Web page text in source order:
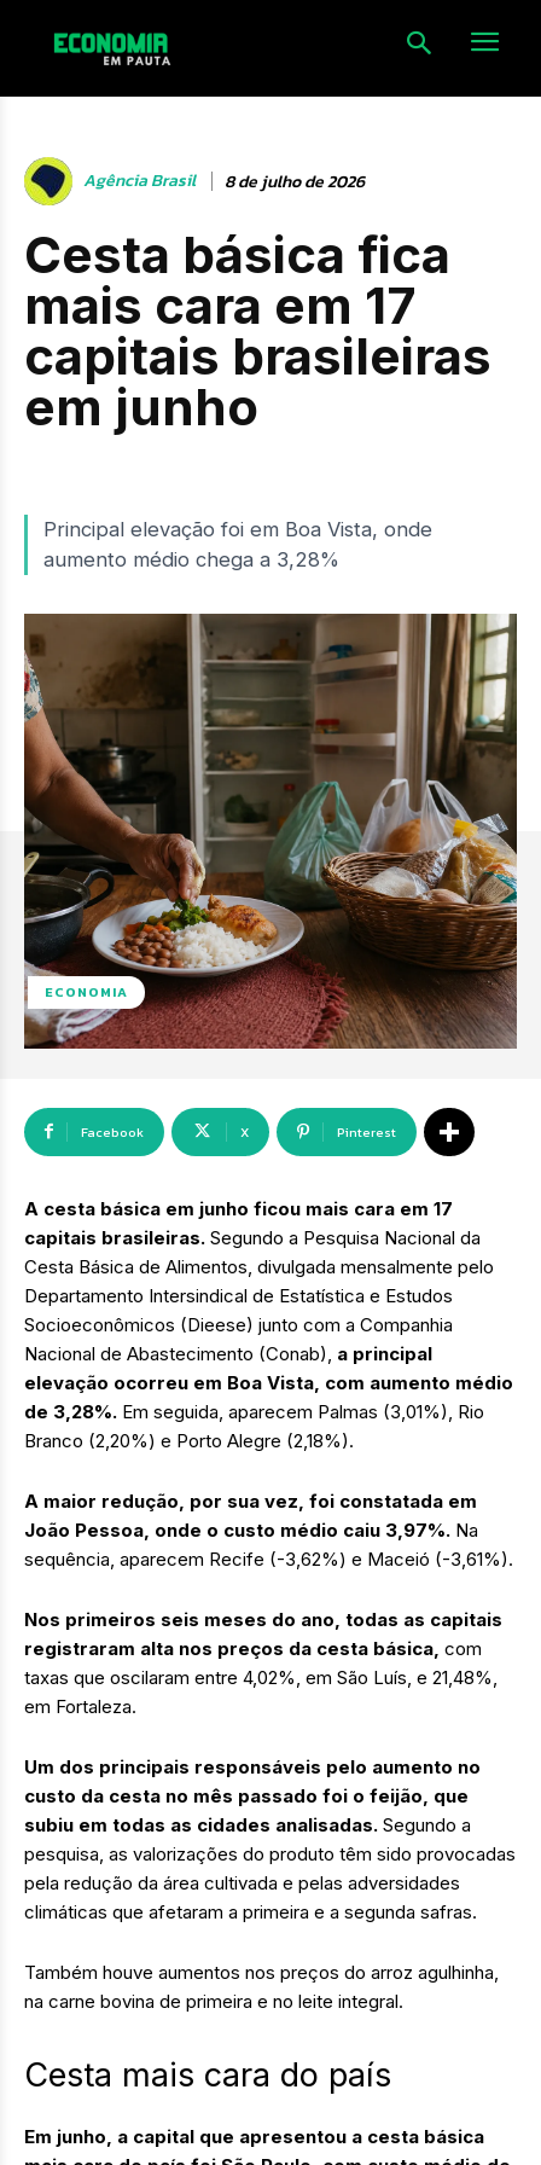
Agência Brasil 8 de julho de 2026
Cesta básica fica
mais cara em 17
capitais brasileiras
em junho
Principal elevação foi em Boa Vista, onde
aumento médio chega a 3,28%
ECONOMIA
Facebook X Pinterest
A cesta básica em junho ficou mais cara em 17
capitais brasileiras. Segundo a Pesquisa Nacional da
Cesta Básica de Alimentos, divulgada mensalmente pelo
Departamento Intersindical de Estatística e Estudos
Socioeconômicos (Dieese) junto com a Companhia
Nacional de Abastecimento (Conab), a principal
elevação ocorreu em Boa Vista, com aumento médio
de 3,28%. Em seguida, aparecem Palmas (3,01%), Rio
Branco (2,20%) e Porto Alegre (2,18%).
A maior redução, por sua vez, foi constatada em
João Pessoa, onde o custo médio caiu 3,97%. Na
sequência, aparecem Recife (-3,62%) e Maceió (-3,61%).
Nos primeiros seis meses do ano, todas as capitais
registraram alta nos preços da cesta básica, com
taxas que oscilaram entre 4,02%, em São Luís, e 21,48%,
em Fortaleza.
Um dos principais responsáveis pelo aumento no
custo da cesta no mês passado foi o feijão, que
subiu em todas as cidades analisadas. Segundo a
pesquisa, as valorizações do produto têm sido provocadas
pela redução da área cultivada e pelas adversidades
climáticas que afetaram a primeira e a segunda safras.
Também houve aumentos nos preços do arroz agulhinha,
na carne bovina de primeira e no leite integral.
Cesta mais cara do país
Em junho, a capital que apresentou a cesta básica